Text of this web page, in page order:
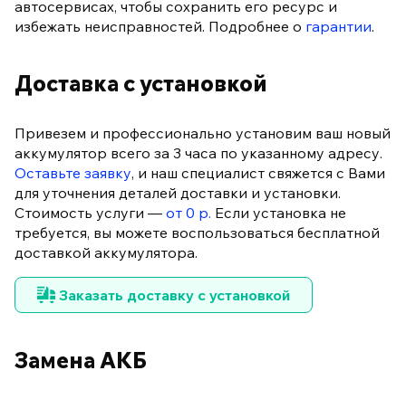
автосервисах, чтобы сохранить его ресурс и
избежать неисправностей. Подробнее о гарантии.
Доставка с установкой
Привезем и профессионально установим ваш новый
аккумулятор всего за 3 часа по указанному адресу.
Оставьте заявку, и наш специалист свяжется с Вами
для уточнения деталей доставки и установки.
Стоимость услуги — от 0 р. Если установка не
требуется, вы можете воспользоваться бесплатной
доставкой аккумулятора.
Заказать доставку с установкой
Замена АКБ